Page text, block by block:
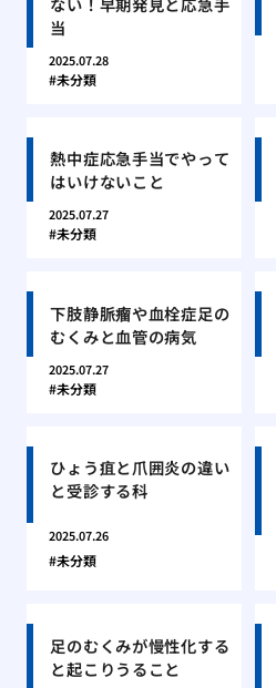
当
2025.07.28
未分類
熱中症応急手当でやって
はいけないこと
2025.07.27
未分類
下肢静脈瘤や血栓症足の
むくみと血管の病気
2025.07.27
未分類
ひょう疽と爪囲炎の違い
と受診する科
2025.07.26
未分類
足のむくみが慢性化する
と起こりうること